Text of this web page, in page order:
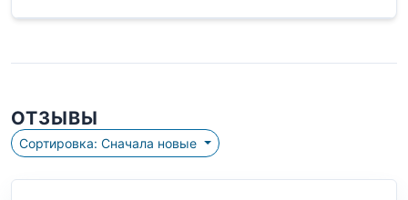
ОТЗЫВЫ
Сортировка: Сначала новые